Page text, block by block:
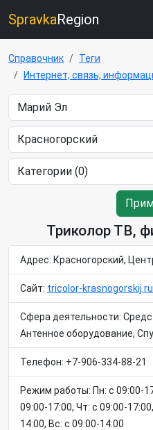
SpravkaRegion
Справочник
Теги
Интернет, связь,
Триколор ТВ,
Адрес: Красногорский,
Сайт: tricolor-krasnogorskij.ru
Сфера деятельности:
Антенное оборудование,
Телефон: +7-906-334-88-21
Режим работы: Пн: c 09:00-
09:00-17:00, Чт: c 09:00-
14:00, Вс: c 09:00-14:00